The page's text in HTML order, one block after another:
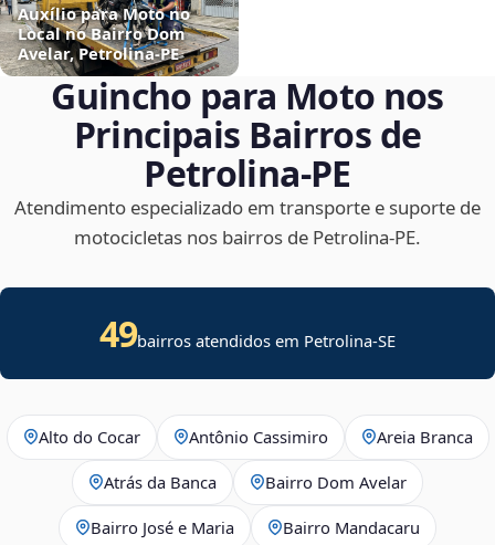
Auxílio para Moto no
Local no Bairro Dom
Avelar, Petrolina‑PE
Guincho para Moto nos
Principais Bairros de
Petrolina‑PE
Atendimento especializado em transporte e suporte de
motocicletas nos bairros de Petrolina‑PE.
49bairros atendidos em Petrolina-SE
Alto do Cocar Antônio Cassimiro Areia Branca
Atrás da Banca Bairro Dom Avelar
Bairro José e Maria Bairro Mandacaru